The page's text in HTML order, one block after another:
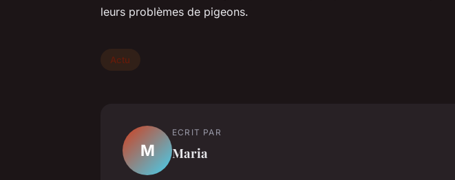
leurs problèmes de pigeons.
Actu
M
ECRIT PAR
Maria